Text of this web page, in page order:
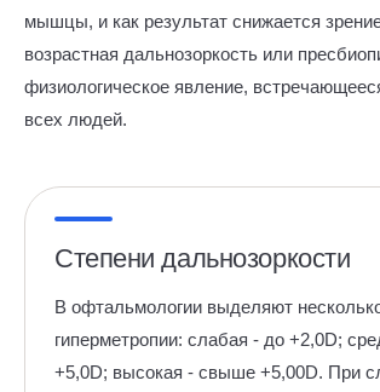
мышцы, и как результат снижается
возрастная дальнозоркость или
физиологическое явление,
всех людей.
Степени дальнозоркости
В офтальмологии выделяют
гиперметропии: слабая - до +2,0D;
+5,0D; высокая - свыше +5,00D. При